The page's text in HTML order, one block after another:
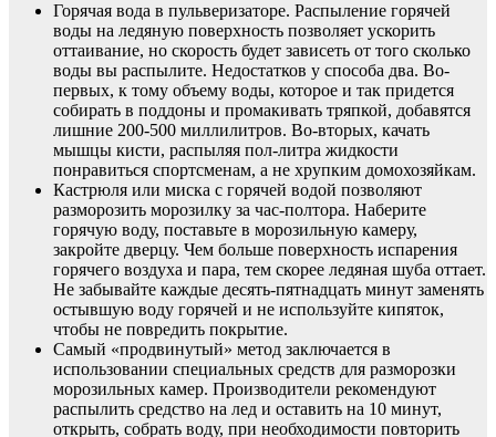
Горячая вода в пульверизаторе. Распыление горячей
воды на ледяную поверхность позволяет ускорить
оттаивание, но скорость будет зависеть от того сколько
воды вы распылите. Недостатков у способа два. Во-
первых, к тому объему воды, которое и так придется
собирать в поддоны и промакивать тряпкой, добавятся
лишние 200-500 миллилитров. Во-вторых, качать
мышцы кисти, распыляя пол-литра жидкости
понравиться спортсменам, а не хрупким домохозяйкам.
Кастрюля или миска с горячей водой позволяют
разморозить морозилку за час-полтора. Наберите
горячую воду, поставьте в морозильную камеру,
закройте дверцу. Чем больше поверхность испарения
горячего воздуха и пара, тем скорее ледяная шуба оттает.
Не забывайте каждые десять-пятнадцать минут заменять
остывшую воду горячей и не используйте кипяток,
чтобы не повредить покрытие.
Самый «продвинутый» метод заключается в
использовании специальных средств для разморозки
морозильных камер. Производители рекомендуют
распылить средство на лед и оставить на 10 минут,
открыть, собрать воду, при необходимости повторить